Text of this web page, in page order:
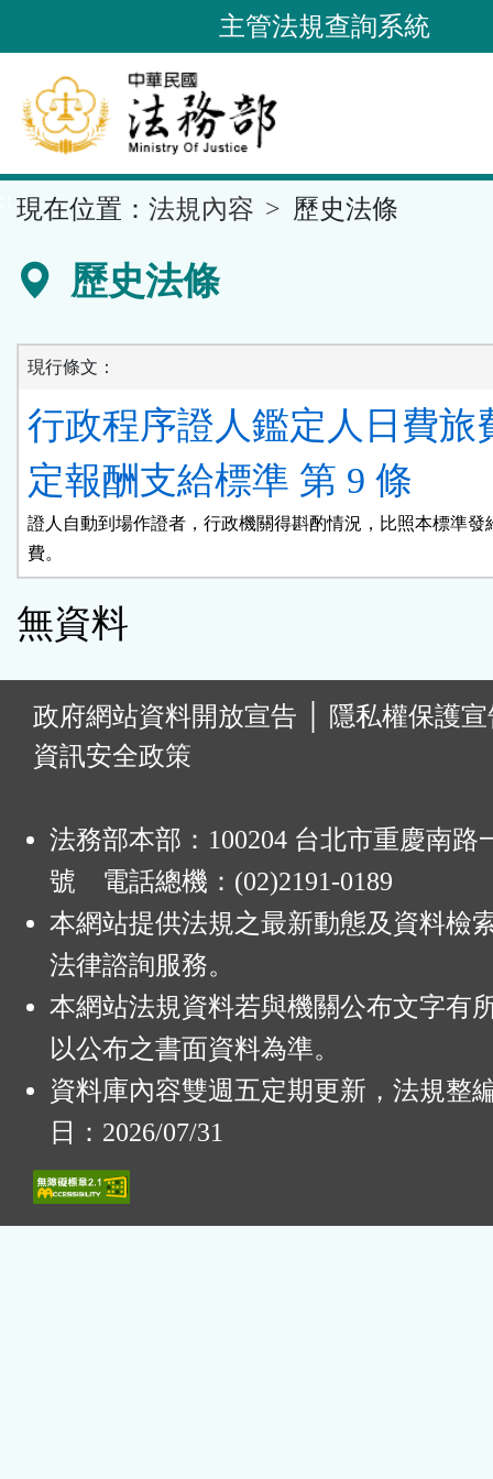
到
要
內
容
區
主管法規查詢系統
現在位置： 法規內容 歷史法條
歷史法條
現行條文：
行政程序證人鑑定人日費旅
定報酬支給標準 第 9 條
證人自動到場作證者，行政機關得斟酌情況，比照本標準發
費。
無資料
政府網站資料開放宣告
隱私權保護
資訊安全政策
法務部本部：100204 台北市重慶南路
號 電話總機：(02)2191-0189
本網站提供法規之最新動態及資料檢
法律諮詢服務。
本網站法規資料若與機關公布文字有
以公布之書面資料為準。
資料庫內容雙週五定期更新，法規整
日：2026/07/31